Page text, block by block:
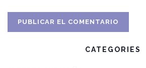
CATEGORIES